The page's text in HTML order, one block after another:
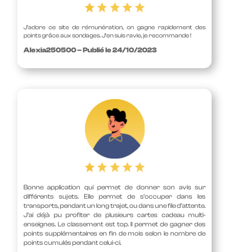
J’adore ce site de rémunération, on gagne rapidement des
points grâce aux sondages. J’en suis ravie, je recommande !
Alexia250500 – Publié le 24/10/2023
Bonne application qui permet de donner son avis sur
différents sujets. Elle permet de s’occuper dans les
transports, pendant un long trajet, ou dans une file d’attente.
J’ai déjà pu profiter de plusieurs cartes cadeau multi-
enseignes. Le classement est top. Il permet de gagner des
points supplémentaires en fin de mois selon le nombre de
points cumulés pendant celui-ci.